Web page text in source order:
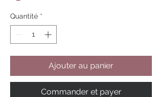
Quantité *
Ajouter au panier
Commander et payer